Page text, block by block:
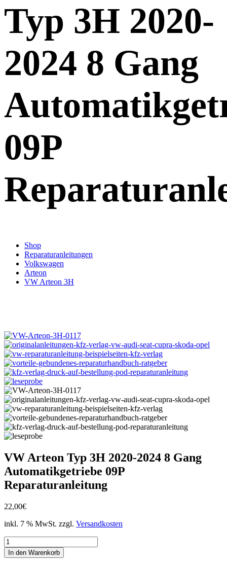
Typ 3H 2020-
2024 8 Gang
09P
Shop
Reparaturanleitungen
Volkswagen
Arteon
VW Arteon 3H
VW Arteon Typ 3H 2020-2024 8 Gang
Automatikgetriebe 09P
Reparaturanleitung
22,00€
inkl. 7 % MwSt. zzgl. Versandkosten
VW
Arteon
Typ
In den Warenkorb